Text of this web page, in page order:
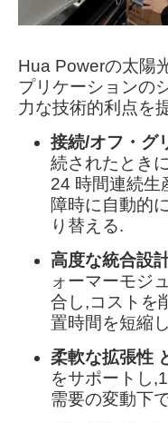
Hua Powerの太陽
プリケーションの
力な技術的利点を
接続/オフ・グ
続されたとき
24 時間連続生
障時に自動的
り替える.
高度な統合設
ォーマーモジ
合し,コストを
置時間を短縮
柔軟な拡張性
をサポートし
需要の変動下